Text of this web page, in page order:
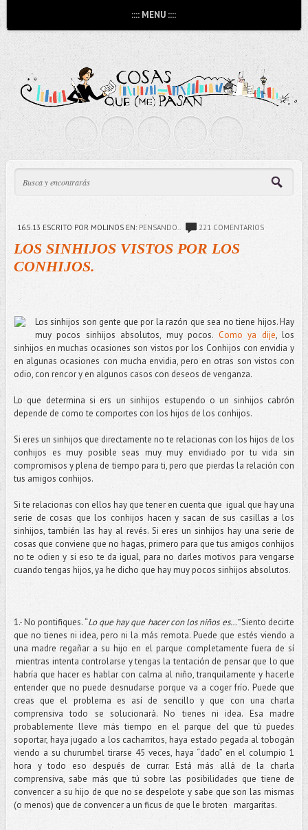
:::: MENU ::::
16.5.13 ESCRITO POR MOLINOS EN: PENSANDO.. 221 COMENTARIOS
LOS SINHIJOS VISTOS POR LOS
CONHIJOS.
Los sinhijos son gente que por la razón que sea no tiene hijos. Hay
muy pocos sinhijos absolutos, muy pocos. Como ya dije, los
sinhijos en muchas ocasiones son vistos por los Conhijos con envidia y
en algunas ocasiones con mucha envidia, pero en otras son vistos con
odio, con rencor y en algunos casos con deseos de venganza.
Lo que determina si ers un sinhijos estupendo o un sinhijos cabrón
depende de como te comportes con los hijos de los conhijos.
Si eres un sinhijos que directamente no te relacionas con los hijos de los
conhijos es muy posible seas muy muy envidiado por tu vida sin
compromisos y plena de tiempo para ti, pero que pierdas la relación con
tus amigos conhijos.
Si te relacionas con ellos hay que tener en cuenta que igual que hay una
serie de cosas que los conhijos hacen y sacan de sus casillas a los
sinhijos, también las hay al revés. Si eres un sinhijos hay una serie de
cosas que conviene que no hagas, primero para que tus amigos conhijos
no te odien y si eso te da igual, para no darles motivos para vengarse
cuando tengas hijos, ya he dicho que hay muy pocos sinhijos absolutos.
1.- No pontifiques. “Lo que hay que hacer con los niños es…”Siento decirte
que no tienes ni idea, pero ni la más remota. Puede que estés viendo a
una madre regañar a su hijo en el parque completamente fuera de sí
mientras intenta controlarse y tengas la tentación de pensar que lo que
habría que hacer es hablar con calma al niño, tranquilamente y hacerle
entender que no puede desnudarse porque va a coger frío. Puede que
creas que el problema es así de sencillo y que con una charla
comprensiva todo se solucionará. No tienes ni idea. Esa madre
probablemente lleve más tiempo en el parque del que tú puedes
soportar, haya jugado a los cacharritos, haya estado pegada al tobogán
viendo a su churumbel tirarse 45 veces, haya “dado” en el columpio 1
hora y todo eso después de currar. Está más allá de la charla
comprensiva, sabe más que tú sobre las posibilidades que tiene de
convencer a su hijo de que no se despelote y sabe que son las mismas
(o menos) que de convencer a un ficus de que le broten margaritas.